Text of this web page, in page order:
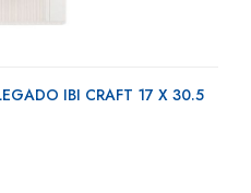
IBI CRAFT 17 X 30.5